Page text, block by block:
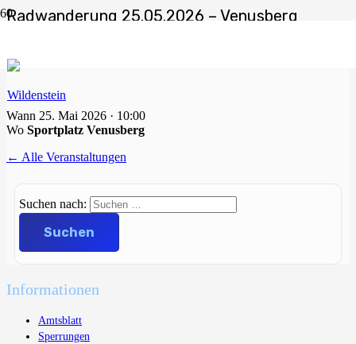
Radwanderung 25.05.2026 – Venusberg
Radwanderung 25.05.2026 – Venusberg
Wann 25. Mai 2026 · 10:00
Wo Sportplatz Venusberg
← Alle Veranstaltungen
Suchen nach:
Informationen
Amtsblatt
Sperrungen